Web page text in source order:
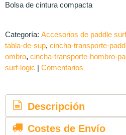
Bolsa de cintura compacta
Categoría: Accesorios de paddle surf
tabla-de-sup cincha-transporte-
ombro cincha-transporte-hombro-
surf-logic | Comentarios
Descripción
Costes de Envío